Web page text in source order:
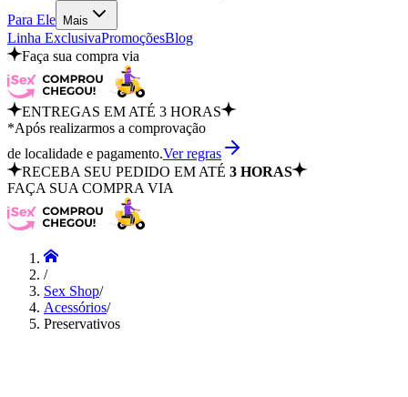
Para Ele
Mais
Linha ExclusivaPromoçõesBlog
Faça sua compra via
ENTREGAS EM ATÉ 3 HORAS
*Após realizarmos a comprovação
de localidade e pagamento.Ver regras
RECEBA SEU PEDIDO EM ATÉ 3 HORAS
FAÇA SUA COMPRA VIA
/
Sex Shop/
Acessórios/
Preservativos